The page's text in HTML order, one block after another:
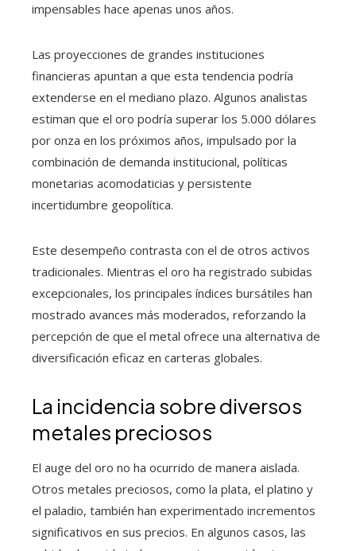
impensables hace apenas unos años.
Las proyecciones de grandes instituciones
financieras apuntan a que esta tendencia podría
extenderse en el mediano plazo. Algunos analistas
estiman que el oro podría superar los 5.000 dólares
por onza en los próximos años, impulsado por la
combinación de demanda institucional, políticas
monetarias acomodaticias y persistente
incertidumbre geopolítica.
Este desempeño contrasta con el de otros activos
tradicionales. Mientras el oro ha registrado subidas
excepcionales, los principales índices bursátiles han
mostrado avances más moderados, reforzando la
percepción de que el metal ofrece una alternativa de
diversificación eficaz en carteras globales.
La incidencia sobre diversos
metales preciosos
El auge del oro no ha ocurrido de manera aislada.
Otros metales preciosos, como la plata, el platino y
el paladio, también han experimentado incrementos
significativos en sus precios. En algunos casos, las